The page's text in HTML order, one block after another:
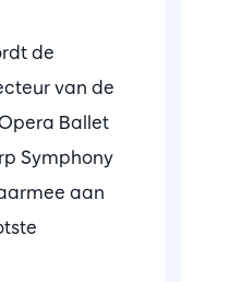
de
van de
Ballet
Symphony
aan